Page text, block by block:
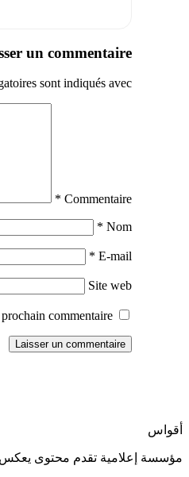
un commentaire
sont indiqués avec
Commentaire
*
Nom
*
E-mail
*
Site web
commentaire.
أقواس
مؤسسة إعلامية تقدم محتوى يعكس